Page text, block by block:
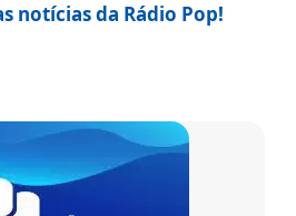
notícias da Rádio Pop!